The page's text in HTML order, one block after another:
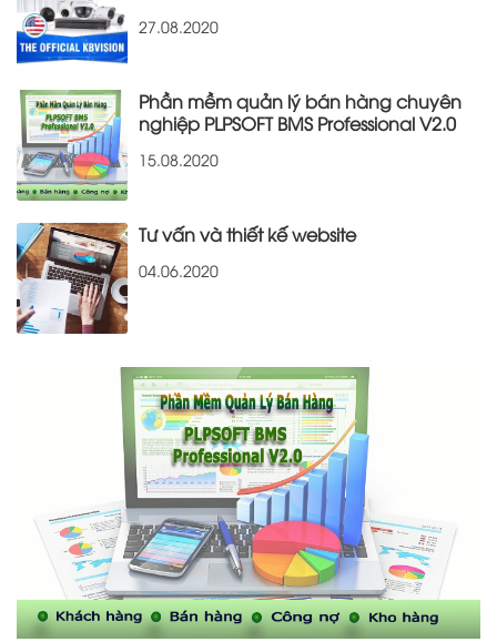
27.08.2020
Phần mềm quản lý bán hàng chuyên
nghiệp PLPSOFT BMS Professional V2.0
15.08.2020
Tư vấn và thiết kế website
04.06.2020